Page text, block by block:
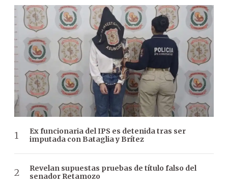
Ex funcionaria del IPS es detenida tras ser
imputada con Bataglia y Brítez
Revelan supuestas pruebas de título falso del
senador Retamozo